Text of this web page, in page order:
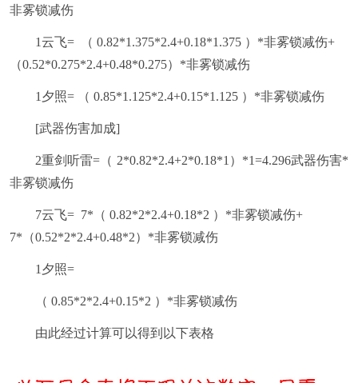
非雾锁减伤
1云飞= （ 0.82*1.375*2.4+0.18*1.375 ）*非雾锁减伤+
（0.52*0.275*2.4+0.48*0.275）*非雾锁减伤
1夕照= （ 0.85*1.125*2.4+0.15*1.125 ）*非雾锁减伤
[武器伤害加成]
2重剑听雷=（ 2*0.82*2.4+2*0.18*1）*1=4.296武器伤害*
非雾锁减伤
7云飞= 7*（ 0.82*2*2.4+0.18*2 ）*非雾锁减伤+
7*（0.52*2*2.4+0.48*2）*非雾锁减伤
1夕照=
（ 0.85*2*2.4+0.15*2 ）*非雾锁减伤
由此经过计算可以得到以下表格